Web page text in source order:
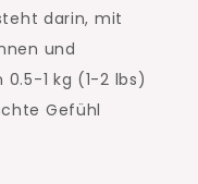
darin, mit
und
1 kg (1-2 lbs)
Gefühl